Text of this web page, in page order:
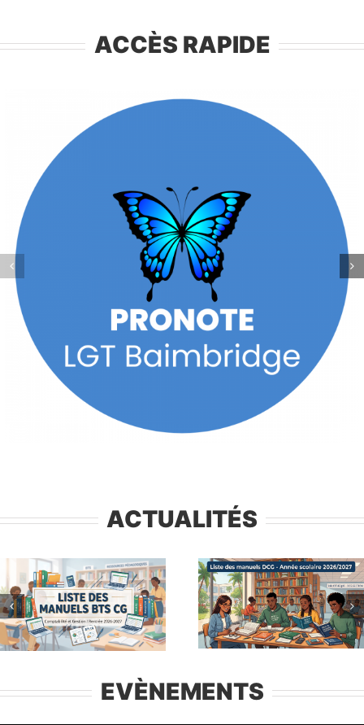
ACCÈS RAPIDE
ACTUALITÉS
EVÈNEMENTS